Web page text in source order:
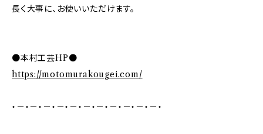
長く大事に、お使いいただけます。
●本村工芸HP●
https://motomurakougei.com/
・－・－・－・－・－・－・－・－・－・－・－・